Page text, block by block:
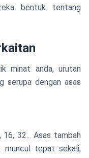
bentuk tentang
minat anda, urutan
serupa dengan asas
32... Asas tambah
muncul tepat sekali,